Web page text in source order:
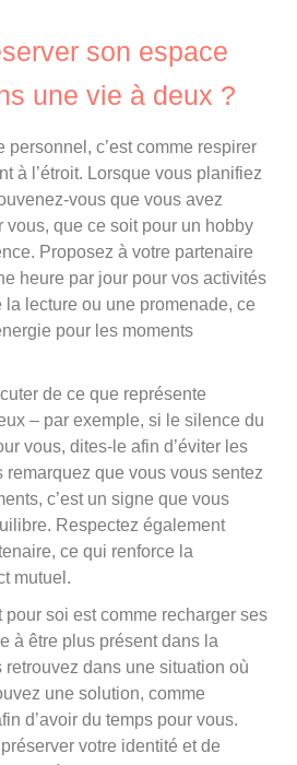
son espace
une vie à deux ?
personnel, c’est comme respirer
à l’étroit. Lorsque vous planifiez
vous que vous avez
vous, que ce soit pour un hobby
Proposez à votre partenaire
heure par jour pour vos activités
lecture ou une promenade, ce
pour les moments
de ce que représente
– par exemple, si le silence du
vous, dites-le afin d’éviter les
remarquez que vous vous sentez
c’est un signe que vous
Respectez également
ce qui renforce la
mutuel.
pour soi est comme recharger ses
à être plus présent dans la
dans une situation où
une solution, comme
d’avoir du temps pour vous.
votre identité et de